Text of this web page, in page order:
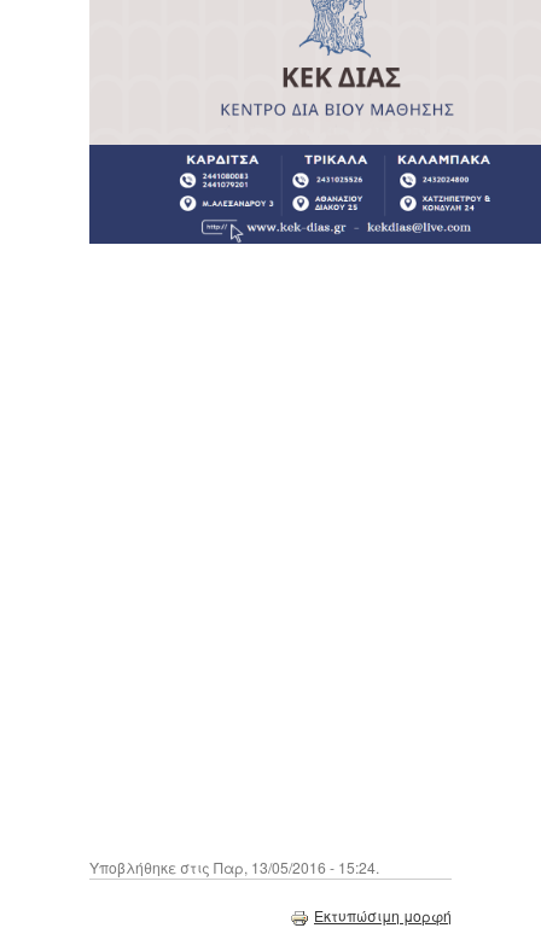
Υποβλήθηκε στις Παρ, 13/05/2016 - 15:24.
Εκτυπώσιμη μορφή